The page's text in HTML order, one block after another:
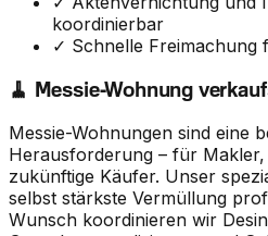
koordinierbar
✓ Schnelle Freimachung
🧹 Messie-Wohnung
Messie-Wohnungen sind eine
Herausforderung – für
zukünftige Käufer. Unser
selbst stärkste Vermüllung
Wunsch koordinieren wir